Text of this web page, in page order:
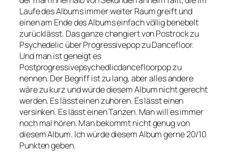
Laufe des Albums immer weiter Raum greift und
einen am Ende des Albums einfach völlig benebelt
zurücklässt. Das ganze changiert von Postrock zu
Psychedelic über Progressivepop zu Dancefloor.
Und man ist geneigt es
Postprogressivepsychedlicdancefloorpop zu
nennen. Der Begriff ist zu lang, aber alles andere
wäre zu kurz und würde diesem Album nicht gerecht
werden. Es lässt einen zuhören. Es lässt einen
versinken. Es lässt einen Tanzen. Man will es immer
noch mal hören. Man bekommt nicht genug von
diesem Album. Ich würde diesem Album gerne 20/10
Punkten geben.